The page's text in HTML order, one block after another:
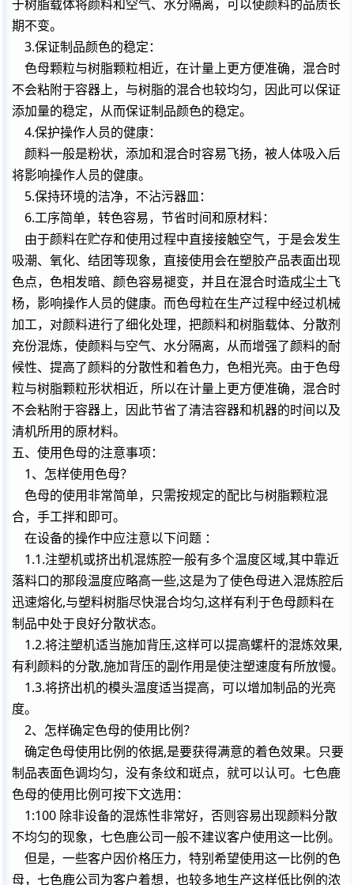
于树脂载体将颜料和空气、水分隔离，可以使颜料的品质长
期不变。
3.保证制品颜色的稳定：
色母颗粒与树脂颗粒相近，在计量上更方便准确，混合时
不会粘附于容器上，与树脂的混合也较均匀，因此可以保证
添加量的稳定，从而保证制品颜色的稳定。
4.保护操作人员的健康：
颜料一般是粉状，添加和混合时容易飞扬，被人体吸入后
将影响操作人员的健康。
5.保持环境的洁净，不沾污器皿：
6.工序简单，转色容易，节省时间和原材料：
由于颜料在贮存和使用过程中直接接触空气，于是会发生
吸潮、氧化、结团等现象，直接使用会在塑胶产品表面出现
色点，色相发暗、颜色容易褪变，并且在混合时造成尘土飞
杨，影响操作人员的健康。而色母粒在生产过程中经过机械
加工，对颜料进行了细化处理，把颜料和树脂载体、分散剂
充份混炼，使颜料与空气、水分隔离，从而增强了颜料的耐
候性、提高了颜料的分散性和着色力，色相光亮。由于色母
粒与树脂颗粒形状相近，所以在计量上更方便准确，混合时
不会粘附于容器上，因此节省了清洁容器和机器的时间以及
清机所用的原材料。
五、使用色母的注意事项：
1、怎样使用色母？
色母的使用非常简单，只需按规定的配比与树脂颗粒混
合，手工拌和即可。
在设备的操作中应注意以下问题 ：
1.1.注塑机或挤出机混炼腔一般有多个温度区域,其中靠近
落料口的那段温度应略高一些,这是为了使色母进入混炼腔后
迅速熔化,与塑料树脂尽快混合均匀,这样有利于色母颜料在
制品中处于良好分散状态。
1.2.将注塑机适当施加背压,这样可以提高螺杆的混炼效果,
有利颜料的分散,施加背压的副作用是使注塑速度有所放慢。
1.3.将挤出机的模头温度适当提高，可以增加制品的光亮
度。
2、怎样确定色母的使用比例？
确定色母使用比例的依据,是要获得满意的着色效果。只要
制品表面色调均匀，没有条纹和斑点，就可以认可。七色鹿
色母的使用比例可按下文选用：
1:100 除非设备的混炼性非常好，否则容易出现颜料分散
不均匀的现象，七色鹿公司一般不建议客户使用这一比例。
但是，一些客户因价格压力，特别希望使用这一比例的色
母，七色鹿公司为客户着想，也较多地生产这样低比例的浓